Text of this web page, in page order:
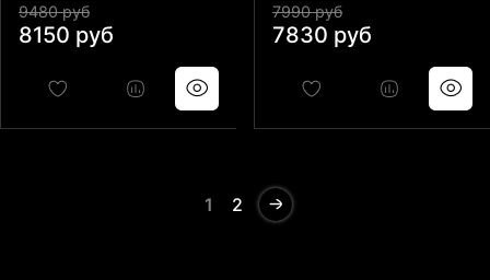
9480 руб
8150 руб
7990 руб
7830 руб
1 2